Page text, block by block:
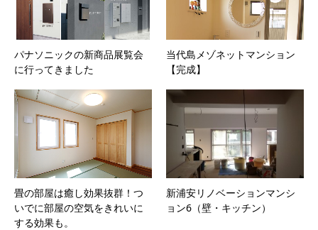
パナソニックの新商品展覧会
に行ってきました
当代島メゾネットマンション
【完成】
畳の部屋は癒し効果抜群！つ
いでに部屋の空気をきれいに
する効果も。
新浦安リノベーションマンシ
ョン6（壁・キッチン）